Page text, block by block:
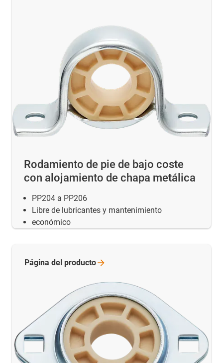
Rodamiento de pie de bajo coste
con alojamiento de chapa metálica
PP204 a PP206
Libre de lubricantes y mantenimiento
económico
Página del producto